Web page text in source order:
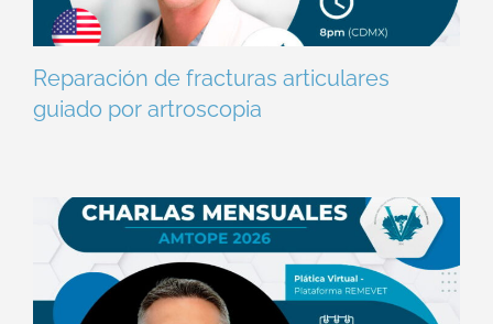
Reparación de fracturas articulares
guiado por artroscopia